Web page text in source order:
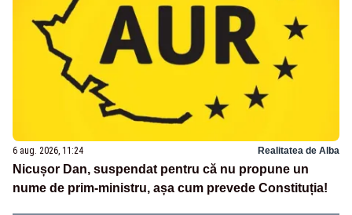
6 aug. 2026, 11:24 Realitatea de Alba
Nicușor Dan, suspendat pentru că nu propune un
nume de prim-ministru, așa cum prevede Constituția!